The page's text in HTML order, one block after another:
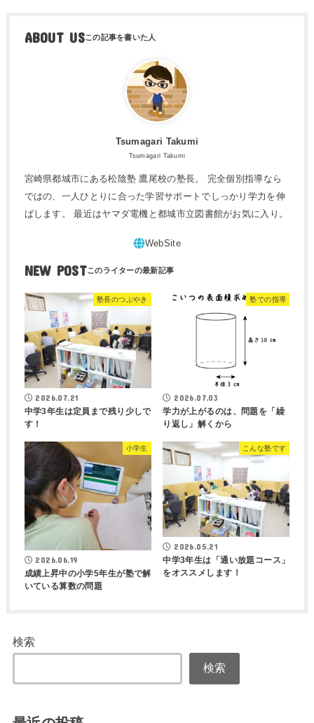
ABOUT US
Tsumagari Takumi
Tsumagari Takumi
宮崎県都城市にある松陰塾 鷹尾校の塾長。 完全個別指導なら
ではの、一人ひとりに合った学習サポートでしっかり学力を伸
ばします。 最近はヤマダ電機と都城市立図書館がお気に入り。
NEW POST
塾長のつぶやき
2026.07.21
中学3年生は定員まで残り少しで
す！
塾での指導
2026.07.03
学力が上がるのは、問題を「繰
り返し」解くから
小学生
2026.06.19
成績上昇中の小学5年生が塾で解
いている算数の問題
こんな塾です
2026.05.21
中学3年生は「通い放題コース」
をオススメします！
検索
検索